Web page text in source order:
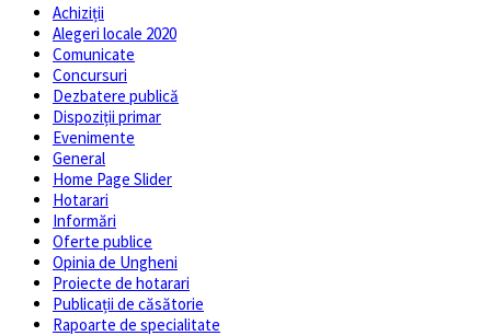
Achiziții
Alegeri locale 2020
Comunicate
Concursuri
Dezbatere publică
Dispoziții primar
Evenimente
General
Home Page Slider
Hotarari
Informări
Oferte publice
Opinia de Ungheni
Proiecte de hotarari
Publicații de căsătorie
Rapoarte de specialitate